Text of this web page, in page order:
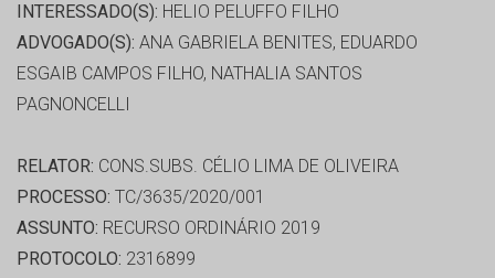
INTERESSADO(S): HELIO PELUFFO FILHO
ADVOGADO(S): ANA GABRIELA BENITES, EDUARDO
ESGAIB CAMPOS FILHO, NATHALIA SANTOS
PAGNONCELLI
RELATOR: CONS.SUBS. CÉLIO LIMA DE OLIVEIRA
PROCESSO: TC/3635/2020/001
ASSUNTO: RECURSO ORDINÁRIO 2019
PROTOCOLO: 2316899